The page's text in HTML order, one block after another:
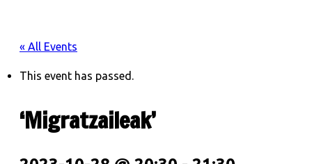
« All Events
This event has passed.
‘Migratzaileak’